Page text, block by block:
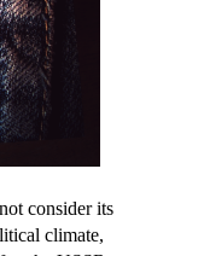
consider its
climate,